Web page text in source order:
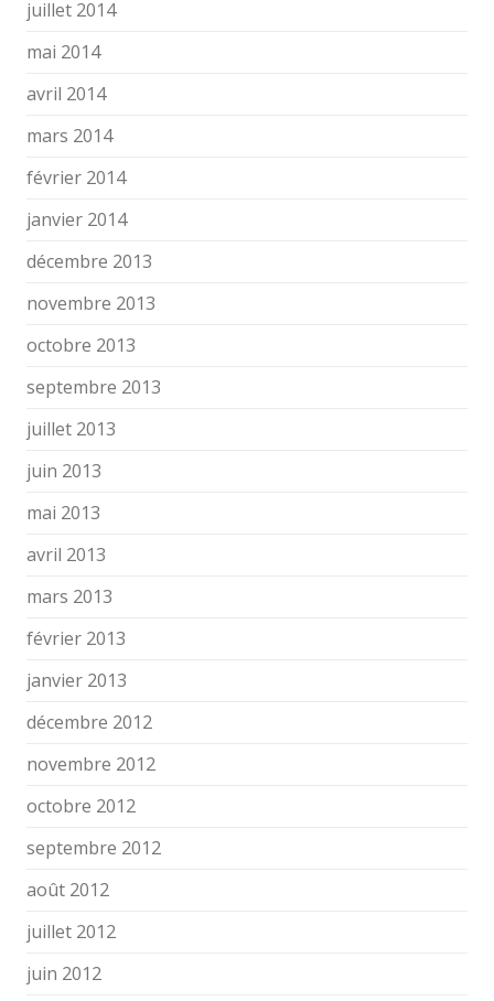
juillet 2014
mai 2014
avril 2014
mars 2014
février 2014
janvier 2014
décembre 2013
novembre 2013
octobre 2013
septembre 2013
juillet 2013
juin 2013
mai 2013
avril 2013
mars 2013
février 2013
janvier 2013
décembre 2012
novembre 2012
octobre 2012
septembre 2012
août 2012
juillet 2012
juin 2012